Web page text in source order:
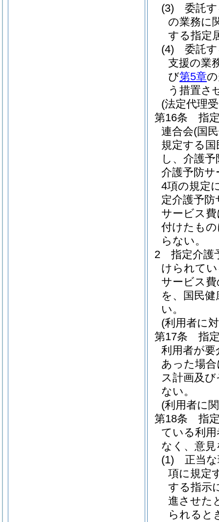
(3)
委託
の業務に
する指定
(4)
委託
支援の業
び第5章
う措置さ
(法定代理
第16条
指
連合会(国
規定する
し、介護
介護予防
4項の規定
定介護予
サービス
付けたも
らない。
2
指定介護
けられて
サービス
を、国民
い。
(利用者に
第17条
指
利用者が
あった場
ス計画及
ない。
(利用者に
第18条
指
ている利
なく、意
(1)
正当
項に規定
する指示
進させた
られると